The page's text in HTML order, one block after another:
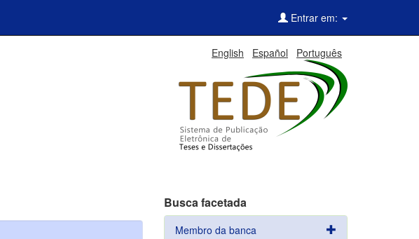
Entrar em:
English Español Português
Busca facetada
Membro da banca